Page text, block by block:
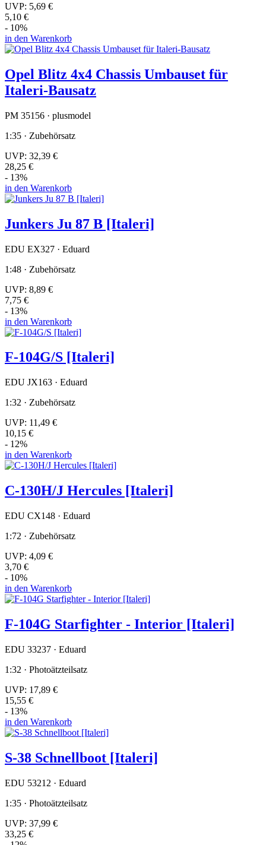
UVP: 5,69 €
5,10 €
- 10%
in den Warenkorb
Opel Blitz 4x4 Chassis Umbauset für
Italeri-Bausatz
PM 35156 · plusmodel
1:35 · Zubehörsatz
UVP: 32,39 €
28,25 €
- 13%
in den Warenkorb
Junkers Ju 87 B [Italeri]
EDU EX327 · Eduard
1:48 · Zubehörsatz
UVP: 8,89 €
7,75 €
- 13%
in den Warenkorb
F-104G/S [Italeri]
EDU JX163 · Eduard
1:32 · Zubehörsatz
UVP: 11,49 €
10,15 €
- 12%
in den Warenkorb
C-130H/J Hercules [Italeri]
EDU CX148 · Eduard
1:72 · Zubehörsatz
UVP: 4,09 €
3,70 €
- 10%
in den Warenkorb
F-104G Starfighter - Interior [Italeri]
EDU 33237 · Eduard
1:32 · Photoätzteilsatz
UVP: 17,89 €
15,55 €
- 13%
in den Warenkorb
S-38 Schnellboot [Italeri]
EDU 53212 · Eduard
1:35 · Photoätzteilsatz
UVP: 37,99 €
33,25 €